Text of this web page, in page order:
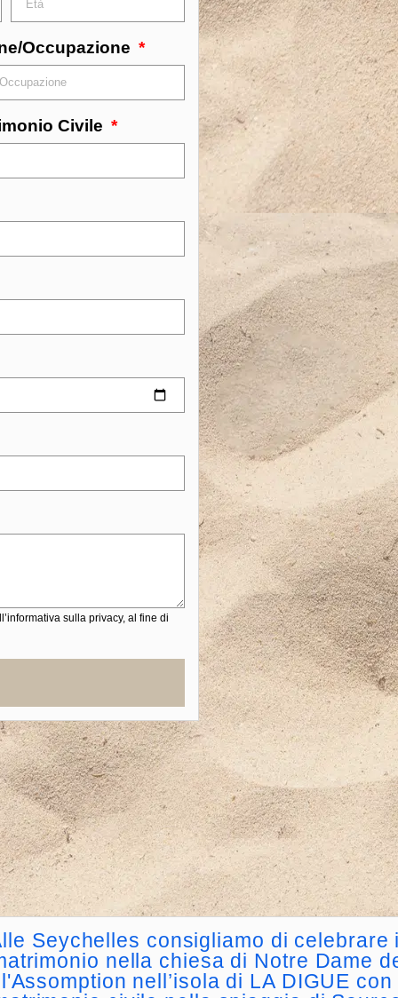
Occupazione
Civile
sulla privacy, al fine di
Seychelles consigliamo di celebrare
nella chiesa di Notre Dame
l'Assomption nell’isola di LA DIGUE con